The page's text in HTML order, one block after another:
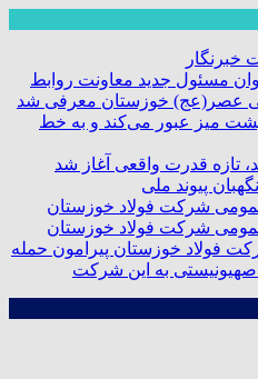
خبرنگار
مسئول جدید معاونت روابط
عصر(عج) خوزستان معرفی شد
میز عبور می‌کند و به خط
تازه قدرت واقعی آغاز شد
پیوند ملی
فولاد خوزستان پیرامون حمله
صهیونیستی به این شرکت